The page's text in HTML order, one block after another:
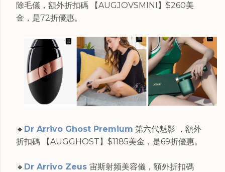
除毛儀，額外折扣碼 【AUGJOVSMINI】$260美
金，是72折優惠。
🔸 Dr Arrivo Ghost Premium 第六代魅影 ，額外
折扣碼 【AUGGHOST】$1185美金，是69折優惠。
🔸 Dr Arrivo Zeus 宙斯射频美容儀，額外折扣碼